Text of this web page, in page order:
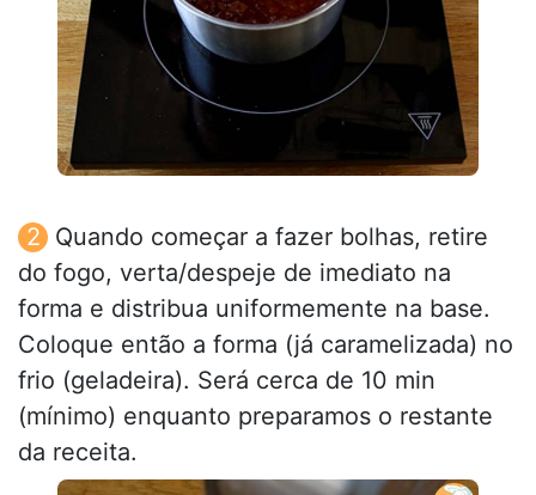
Quando começar a fazer bolhas, retire
do fogo, verta/despeje de imediato na
forma e distribua uniformemente na base.
Coloque então a forma (já caramelizada) no
frio (geladeira). Será cerca de 10 min
(mínimo) enquanto preparamos o restante
da receita.